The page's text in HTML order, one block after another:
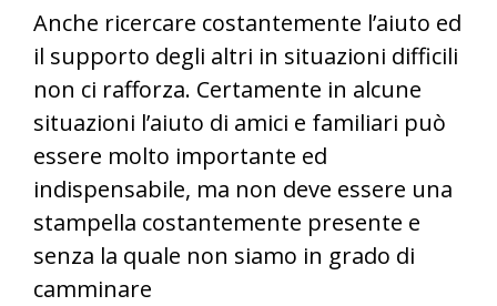
Anche ricercare costantemente l’aiuto ed
il supporto degli altri in situazioni difficili
non ci rafforza. Certamente in alcune
situazioni l’aiuto di amici e familiari può
essere molto importante ed
indispensabile, ma non deve essere una
stampella costantemente presente e
senza la quale non siamo in grado di
camminare